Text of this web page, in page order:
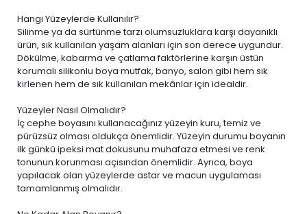
Hangi Yüzeylerde Kullanılır?
Silinme ya da sürtünme tarzı olumsuzluklara karşı dayanıklı
ürün, sık kullanılan yaşam alanları için son derece uygundur.
Dökülme, kabarma ve çatlama faktörlerine karşın üstün
korumalı silikonlu boya mutfak, banyo, salon gibi hem sık
kirlenen hem de sık kullanılan mekânlar için idealdir.
Yüzeyler Nasıl Olmalıdır?
İç cephe boyasını kullanacağınız yüzeyin kuru, temiz ve
pürüzsüz olması oldukça önemlidir. Yüzeyin durumu boyanın
ilk günkü ipeksi mat dokusunu muhafaza etmesi ve renk
tonunun korunması açısından önemlidir. Ayrıca, boya
yapılacak olan yüzeylerde astar ve macun uygulaması
tamamlanmış olmalıdır.